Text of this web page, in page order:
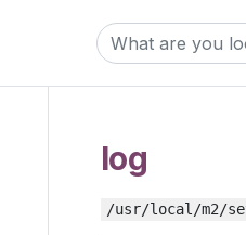
log
/usr/local/m2/